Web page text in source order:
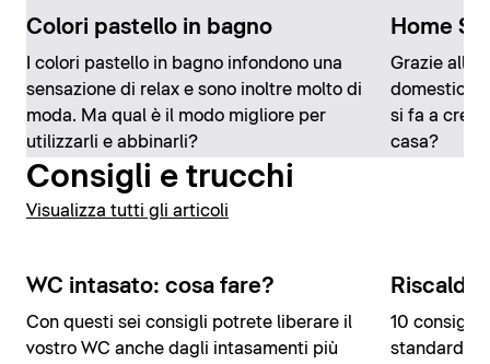
Colori pastello in bagno
I colori pastello in bagno infondono una
sensazione di relax e sono inoltre molto di
moda. Ma qual è il modo migliore per
utilizzarli e abbinarli?
Home
Grazie alle
domestica
si fa a
casa?
Consigli e trucchi
Visualizza tutti gli articoli
WC intasato: cosa fare?
Con questi sei consigli potrete liberare il
vostro WC anche dagli intasamenti più
10 consigli
standard,